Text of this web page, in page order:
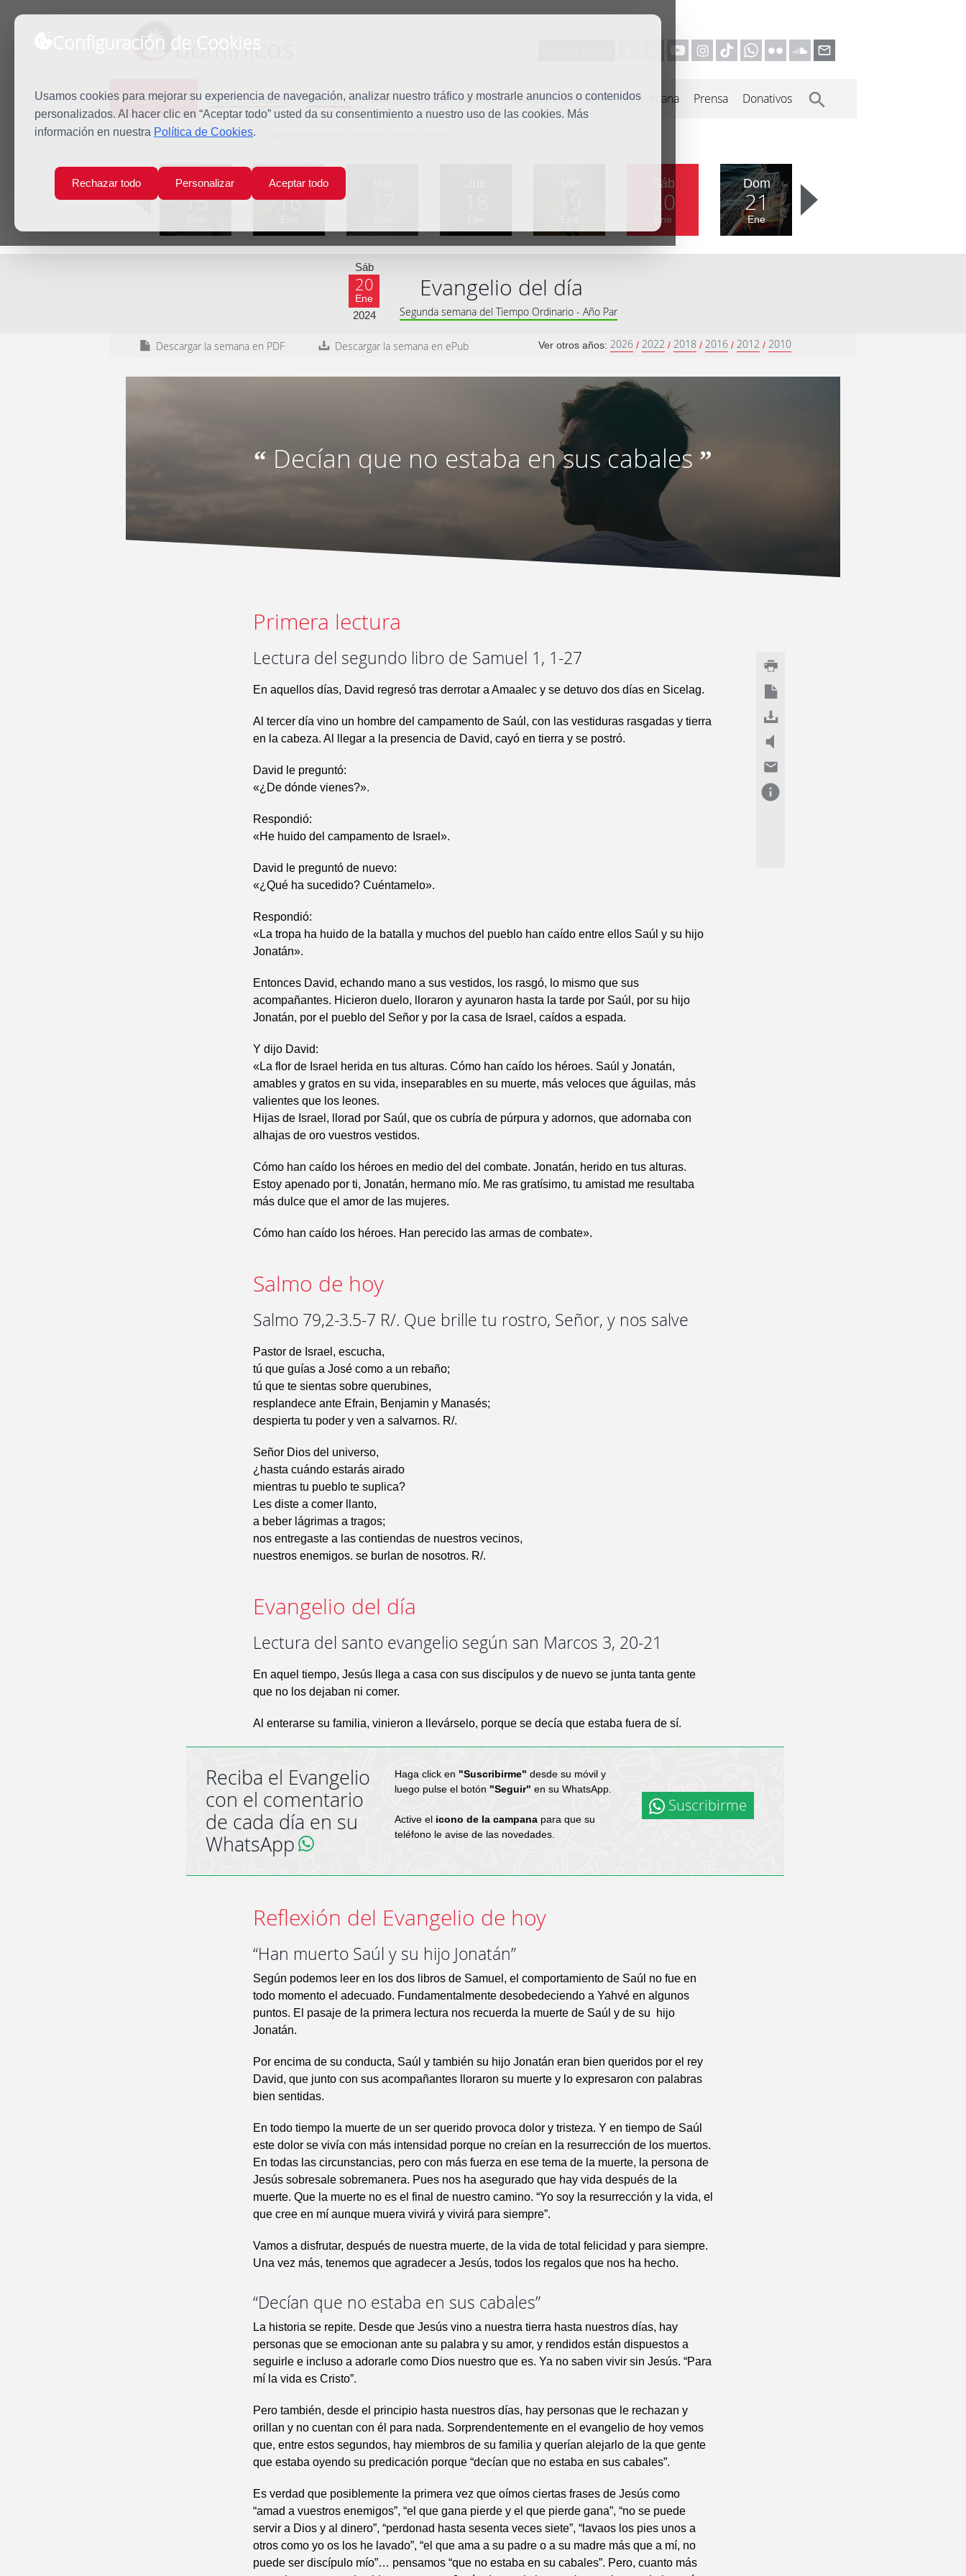
Configuración de Cookies
Usamos cookies para mejorar su experiencia de navegación, analizar nuestro tráfico y mostrarle anuncios o contenidos
personalizados. Al hacer clic en “Aceptar todo” usted da su consentimiento a nuestro uso de las cookies. Más
información en nuestra Política de Cookies.
Rechazar todo Personalizar Aceptar todo
dominicos
Predicación Espiritualidad Estudio Quiénes somos Misión Vocaciones Familia Dominicana Prensa Donativos
Inicio Predicación Sábado de la Segunda semana del Tiempo Ordinario, Año par
Lun
15
Mar
16
Sáb
20
Ene
Dom
21
Ene
Sáb
20
Ene
2024
Evangelio del día
Segunda semana del Tiempo Ordinario - Año Par
Descargar la semana en PDF Descargar la semana en ePub Ver otros años: 2026 / 2022 / 2018 / 2016 / 2012 / 2010
“ Decían que no estaba en sus cabales ”
Primera lectura
Lectura del segundo libro de Samuel 1, 1-27
En aquellos días, David regresó tras derrotar a Amaalec y se detuvo dos días en Sicelag.
Al tercer día vino un hombre del campamento de Saúl, con las vestiduras rasgadas y tierra
en la cabeza. Al llegar a la presencia de David, cayó en tierra y se postró.
David le preguntó:
«¿De dónde vienes?».
Respondió:
«He huido del campamento de Israel».
David le preguntó de nuevo:
«¿Qué ha sucedido? Cuéntamelo».
Respondió:
«La tropa ha huido de la batalla y muchos del pueblo han caído entre ellos Saúl y su hijo
Jonatán».
Entonces David, echando mano a sus vestidos, los rasgó, lo mismo que sus
acompañantes. Hicieron duelo, lloraron y ayunaron hasta la tarde por Saúl, por su hijo
Jonatán, por el pueblo del Señor y por la casa de Israel, caídos a espada.
Y dijo David:
«La flor de Israel herida en tus alturas. Cómo han caído los héroes. Saúl y Jonatán,
amables y gratos en su vida, inseparables en su muerte, más veloces que águilas, más
valientes que los leones.
Hijas de Israel, llorad por Saúl, que os cubría de púrpura y adornos, que adornaba con
alhajas de oro vuestros vestidos.
Cómo han caído los héroes en medio del del combate. Jonatán, herido en tus alturas.
Estoy apenado por ti, Jonatán, hermano mío. Me ras gratísimo, tu amistad me resultaba
más dulce que el amor de las mujeres.
Cómo han caído los héroes. Han perecido las armas de combate».
Salmo de hoy
Salmo 79,2-3.5-7 R/. Que brille tu rostro, Señor, y nos salve
Pastor de Israel, escucha,
tú que guías a José como a un rebaño;
tú que te sientas sobre querubines,
resplandece ante Efrain, Benjamin y Manasés;
despierta tu poder y ven a salvarnos. R/.
Señor Dios del universo,
¿hasta cuándo estarás airado
mientras tu pueblo te suplica?
Les diste a comer llanto,
a beber lágrimas a tragos;
nos entregaste a las contiendas de nuestros vecinos,
nuestros enemigos. se burlan de nosotros. R/.
Evangelio del día
Lectura del santo evangelio según san Marcos 3, 20-21
En aquel tiempo, Jesús llega a casa con sus discípulos y de nuevo se junta tanta gente
que no los dejaban ni comer.
Al enterarse su familia, vinieron a llevárselo, porque se decía que estaba fuera de sí.
Reciba el Evangelio
con el comentario
de cada día en su
WhatsApp
Haga click en "Suscribirme" desde su móvil y
luego pulse el botón "Seguir" en su WhatsApp.
Active el icono de la campanapara que su
teléfono le avise de las novedades.
Suscribirme
Reflexión del Evangelio de hoy
“Han muerto Saúl y su hijo Jonatán”
Según podemos leer en los dos libros de Samuel, el comportamiento de Saúl no fue en
todo momento el adecuado. Fundamentalmente desobedeciendo a Yahvé en algunos
puntos. El pasaje de la primera lectura nos recuerda la muerte de Saúl y de su hijo
Jonatán.
Por encima de su conducta, Saúl y también su hijo Jonatán eran bien queridos por el rey
David, que junto con sus acompañantes lloraron su muerte y lo expresaron con palabras
bien sentidas.
En todo tiempo la muerte de un ser querido provoca dolor y tristeza. Y en tiempo de Saúl
este dolor se vivía con más intensidad porque no creían en la resurrección de los muertos.
En todas las circunstancias, pero con más fuerza en ese tema de la muerte, la persona de
Jesús sobresale sobremanera. Pues nos ha asegurado que hay vida después de la
muerte. Que la muerte no es el final de nuestro camino. “Yo soy la resurrección y la vida, el
que cree en mí aunque muera vivirá y vivirá para siempre”.
Vamos a disfrutar, después de nuestra muerte, de la vida de total felicidad y para siempre.
Una vez más, tenemos que agradecer a Jesús, todos los regalos que nos ha hecho.
“Decían que no estaba en sus cabales”
La historia se repite. Desde que Jesús vino a nuestra tierra hasta nuestros días, hay
personas que se emocionan ante su palabra y su amor, y rendidos están dispuestos a
seguirle e incluso a adorarle como Dios nuestro que es. Ya no saben vivir sin Jesús. “Para
mí la vida es Cristo”.
Pero también, desde el principio hasta nuestros días, hay personas que le rechazan y
orillan y no cuentan con él para nada. Sorprendentemente en el evangelio de hoy vemos
que, entre estos segundos, hay miembros de su familia y querían alejarlo de la que gente
que estaba oyendo su predicación porque “decían que no estaba en sus cabales”.
Es verdad que posiblemente la primera vez que oímos ciertas frases de Jesús como
“amad a vuestros enemigos”, “el que gana pierde y el que pierde gana”, “no se puede
servir a Dios y al dinero”, “perdonad hasta sesenta veces siete”, “lavaos los pies unos a
otros como yo os los he lavado”, “el que ama a su padre o a su madre más que a mí, no
puede ser discípulo mío”… pensamos “que no estaba en su cabales”. Pero, cuanto más